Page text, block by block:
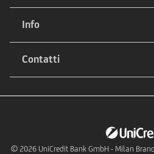
Info
Contatti
© 2026 UniCredit Bank GmbH - Milan